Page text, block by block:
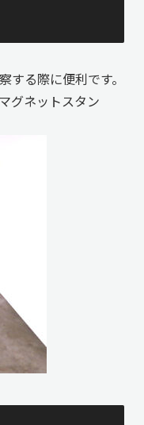
する際に便利です。
グネットスタン